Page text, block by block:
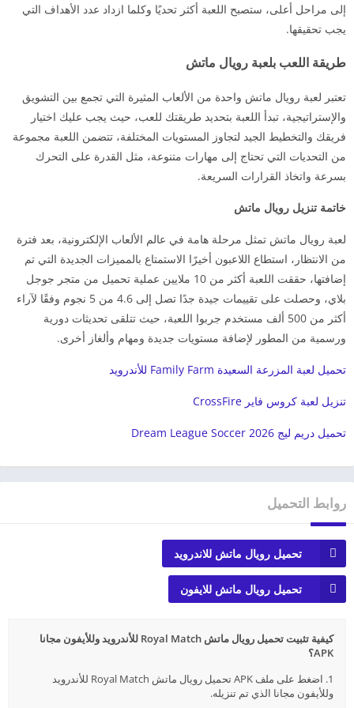
إلى مراحل أعلى، ستصبح اللعبة أكثر تحديًا وكلما ازداد عدد الأهداف التي
يجب تحقيقها.
طريقة اللعب بلعبة رويال ماتش
تعتبر لعبة رويال ماتش واحدة من الألعاب المثيرة التي تجمع بين التشويق
والإستراتيجية، تبدأ اللعبة بتحديد طريقتك للعب، حيث يجب عليك اختيار
فريقك والتخطيط الجيد لتجاوز المستويات المختلفة، تتضمن اللعبة مجموعة
من التحديات التي تحتاج إلى مهارات متنوعة، مثل القدرة على التحرك
بسرعة واتخاذ القرارات السريعة.
خاتمة تنزيل رويال ماتش
لعبة رويال ماتش تمثل مرحلة هامة في عالم الألعاب الإلكترونية، بعد فترة
من الانتظار، استطاع اللاعبون أخيرًا الاستمتاع بالمميزات الجديدة التي تم
إضافتها، حققت اللعبة أكثر من 10 ملايين عملية تحميل من متجر جوجل
بلاي، وحصلت على تقييمات جيدة جدًا تصل إلى 4.6 من 5 نجوم وفقًا لآراء
أكثر من 500 ألف مستخدم جربوا اللعبة، حيث تتلقى تحديثات دورية
ورسمية من المطور لإضافة مستويات جديدة ومهام وألغاز أخرى.
تحميل لعبة المزرعة السعيدة Family Farm للأندرويد
تنزيل لعبة كروس فاير CrossFire
تحميل دريم ليج 2026 Dream League Soccer
روابط التحميل
تحميل رويال ماتش للاندرويد
تحميل رويال ماتش للايفون
كيفية تثبيت تحميل رويال ماتش Royal Match للأندرويد وللأيفون مجانا
APK؟
1. اضغط على ملف APK تحميل رويال ماتش Royal Match للأندرويد
وللأيفون مجانا الذي تم تنزيله.